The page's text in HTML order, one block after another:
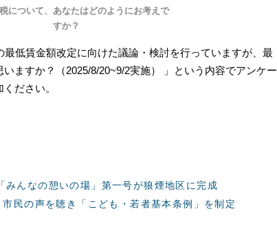
について、あなたはどのようにお考えで
すか？
最低賃金額改定に向けた議論・検討を行っていますが、最
ますか？（2025/8/20~9/2実施）
」という内容でアンケー
ください。
んなの憩いの場」第一号が狼煙地区に完成
民の声を聴き「こども・若者基本条例」を制定